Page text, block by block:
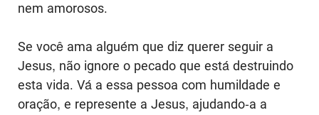
nem amorosos.
Se você ama alguém que diz querer seguir a
Jesus, não ignore o pecado que está destruindo
esta vida. Vá a essa pessoa com humildade e
oração, e represente a Jesus, ajudando-a a